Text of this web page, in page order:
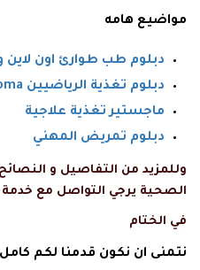
مواضيع هامه
دبلوم طب طوارئ اون لاين
دبلوم تغذية الرياضيين Sports Nutrition Diploma
ماجستير تغذية علاجية
دبلوم تمريض المهني
وللمزيد من التفاصيل و
الصحية يرجي التواصل مع خدمة
في الختام
نتمنى ان نكون قدمنا لكم